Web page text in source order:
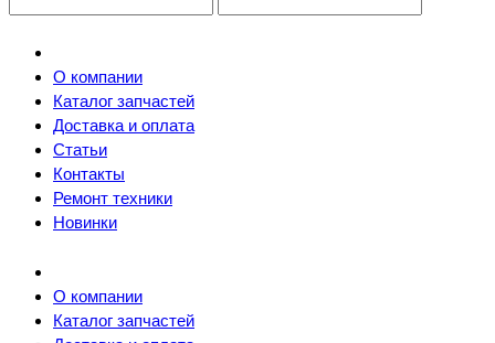
О компании
Каталог запчастей
Доставка и оплата
Статьи
Контакты
Ремонт техники
Новинки
О компании
Каталог запчастей